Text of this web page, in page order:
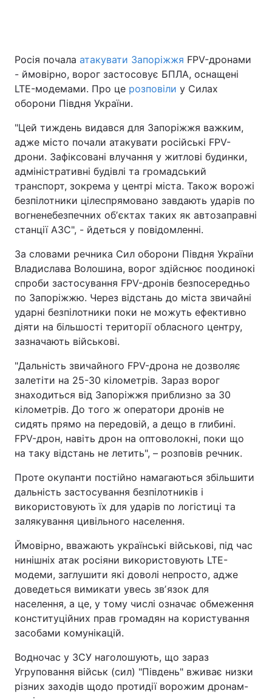
Росія почала атакувати Запоріжжя FPV-дронами
- ймовірно, ворог застосовує БПЛА, оснащені
LTE-модемами. Про це розповіли у Силах
оборони Півдня України.
"Цей тиждень видався для Запоріжжя важким,
адже місто почали атакувати російські FPV-
дрони. Зафіксовані влучання у житлові будинки,
адміністративні будівлі та громадський
транспорт, зокрема у центрі міста. Також ворожі
безпілотники цілеспрямовано завдають ударів по
вогненебезпечних обʼєктах таких як автозаправні
станції АЗС", - йдеться у повідомленні.
За словами речника Сил оборони Півдня України
Владислава Волошина, ворог здійснює поодинокі
спроби застосування FPV-дронів безпосередньо
по Запоріжжю. Через відстань до міста звичайні
ударні безпілотники поки не можуть ефективно
діяти на більшості території обласного центру,
зазначають військові.
"Дальність звичайного FPV-дрона не дозволяє
залетіти на 25-30 кілометрів. Зараз ворог
знаходиться від Запоріжжя приблизно за 30
кілометрів. До того ж оператори дронів не
сидять прямо на передовій, а дещо в глибині.
FPV-дрон, навіть дрон на оптоволокні, поки що
на таку відстань не летить", – розповів речник.
Проте окупанти постійно намагаються збільшити
дальність застосування безпілотників і
використовують їх для ударів по логістиці та
залякування цивільного населення.
Ймовірно, вважають українські військові, під час
нинішніх атак росіяни використовують LTE-
модеми, заглушити які доволі непросто, адже
доведеться вимикати увесь звʼязок для
населення, а це, у тому числі означає обмеження
конституційних прав громадян на користування
засобами комунікацій.
Водночас у ЗСУ наголошують, що зараз
Угруповання військ (сил) "Південь" вживає низки
різних заходів щодо протидії ворожим дронам-